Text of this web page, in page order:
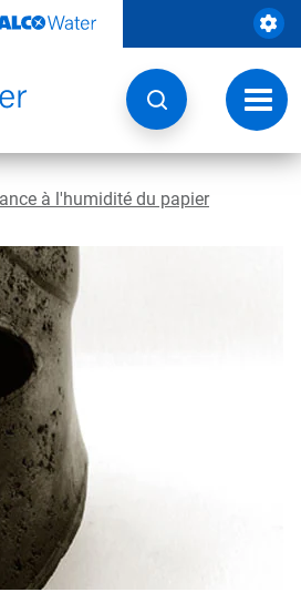
la
à l'humidité du papier